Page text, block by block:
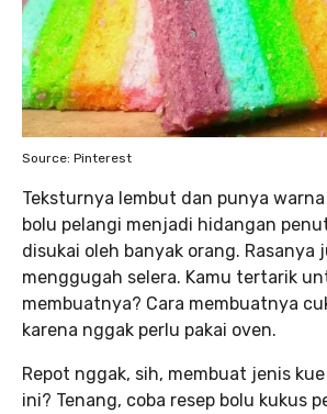
Source: Pinterest
Teksturnya lembut dan punya
bolu pelangi menjadi hidangan
disukai oleh banyak orang. Rasanya
menggugah selera. Kamu tertarik
membuatnya? Cara membuatnya
karena nggak perlu pakai oven.
Repot nggak, sih, membuat jenis
ini? Tenang, coba resep bolu kukus